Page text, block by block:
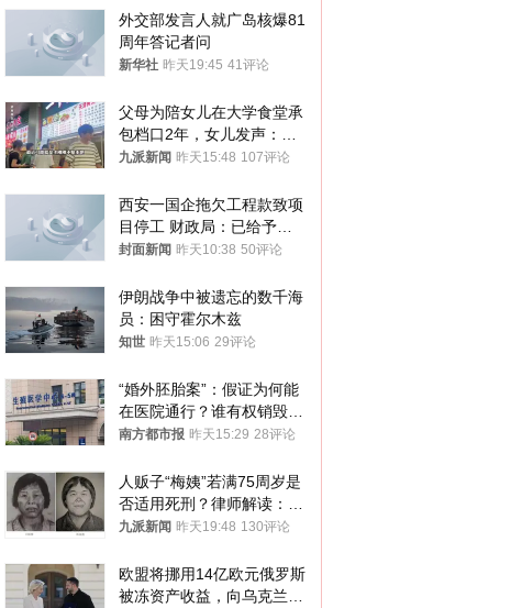
外交部发言人就广岛核爆81
周年答记者问
新华社 昨天19:45 41评论
父母为陪女儿在大学食堂承
包档口2年，女儿发声：初
衷是为了陪伴，毕业后将不
九派新闻 昨天15:48 107评论
西安一国企拖欠工程款致项
目停工 财政局：已给予处
分，正督促整改
封面新闻 昨天10:38 50评论
伊朗战争中被遗忘的数千海
员：困守霍尔木兹
知世 昨天15:06 29评论
“婚外胚胎案”：假证为何能
在医院通行？谁有权销毁胚
胎？
南方都市报 昨天15:29 28评论
人贩子“梅姨”若满75周岁是
否适用死刑？律师解读：很
大概率不会被判处死刑
九派新闻 昨天19:48 130评论
欧盟将挪用14亿欧元俄罗斯
被冻资产收益，向乌克兰提